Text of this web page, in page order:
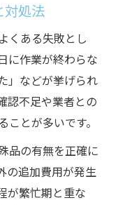
対処法
くある失敗とし
に作業が終わらな
」などが挙げられ
認不足や業者との
とが多いです。
品の有無を正確に
の追加費用が発生
が繁忙期と重な